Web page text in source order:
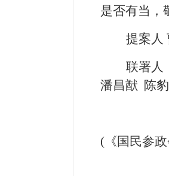
是否有当，
提案人
联署人
潘昌猷 陈
(《国民参